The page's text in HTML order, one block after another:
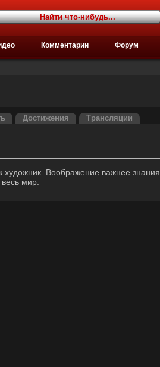
Комментарии Форум
Достижения Трансляции
Воображение важнее знания.
мир.